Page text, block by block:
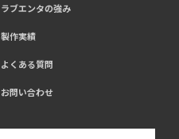
ラブエンタの強み
製作実績
よくある質問
お問い合わせ